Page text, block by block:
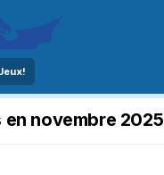
en novembre 2025